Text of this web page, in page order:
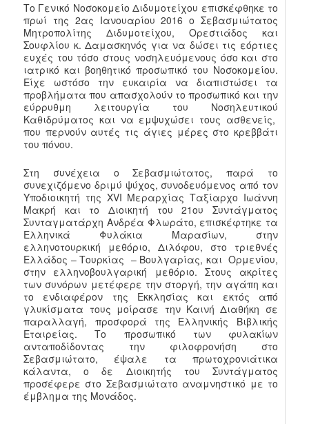
Το Γενικό Νοσοκομείο Διδυμοτείχου επισκέφθηκε το
πρωί της 2ας Ιανουαρίου 2016 ο Σεβασμιώτατος
Μητροπολίτης Διδυμοτείχου, Ορεστιάδος και
Σουφλίου κ. Δαμασκηνός για να δώσει τις εόρτιες
ευχές του τόσο στους νοσηλευόμενους όσο και στο
ιατρικό και βοηθητικό προσωπικό του Νοσοκομείου.
Είχε ωστόσο την ευκαιρία να διαπιστώσει τα
προβλήματα που απασχολούν το προσωπικό και την
εύρρυθμη λειτουργία του Νοσηλευτικού
Καθιδρύματος και να εμψυχώσει τους ασθενείς,
που περνούν αυτές τις άγιες μέρες στο κρεββάτι
του πόνου.
Στη συνέχεια ο Σεβασμιώτατος, παρά το
συνεχιζόμενο δριμύ ψύχος, συνοδευόμενος από τον
Υποδιοικητή της XVI Μεραρχίας Ταξίαρχο Ιωάννη
Μακρή και το Διοικητή του 21ου Συντάγματος
Συνταγματάρχη Ανδρέα Φλωράτο, επισκέφτηκε τα
Ελληνικά Φυλάκια Μαρασίων, στην
ελληνοτουρκική μεθόριο, Διλόφου, στο τριεθνές
Ελλάδος – Τουρκίας – Βουλγαρίας, και Ορμενίου,
στην ελληνοβουλγαρική μεθόριο. Στους ακρίτες
των συνόρων μετέφερε την στοργή, την αγάπη και
το ενδιαφέρον της Εκκλησίας και εκτός από
γλυκίσματα τους μοίρασε την Καινή Διαθήκη σε
παραλλαγή, προσφορά της Ελληνικής Βιβλικής
Εταιρείας. Το προσωπικό των φυλακίων
ανταποδίδοντας την φιλοφρονήση στο
Σεβασμιώτατο, έψαλε τα πρωτοχρονιάτικα
κάλαντα, ο δε Διοικητής του Συντάγματος
προσέφερε στο Σεβασμιώτατο αναμνηστικό με το
έμβλημα της Μονάδος.